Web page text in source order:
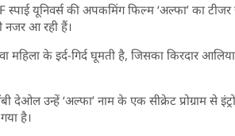
स्पाई यूनिवर्स की अपकमिंग फिल्म ‘अल्फा’ का
आ रही हैं।
महिला के इर्द-गिर्द घूमती है, जिसका किरदार
देओल उन्हें ‘अल्फा’ नाम के एक सीक्रेट प्रोग्राम से
है।